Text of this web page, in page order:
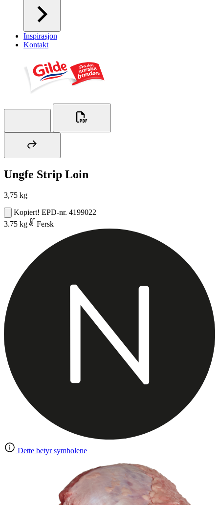
Inspirasjon
Kontakt
Ungfe Strip Loin
3,75 kg
Kopiert! EPD-nr. 4199022
3.75 kg
Fersk
Dette betyr symbolene